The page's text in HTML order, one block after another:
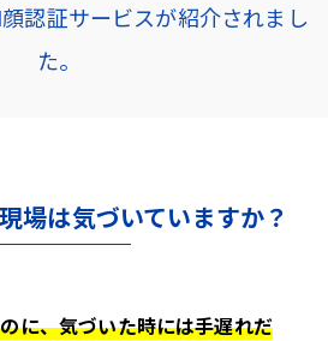
認証サービスが紹介されまし
た。
場は気づいていますか？
に、気づいた時には手遅れだ